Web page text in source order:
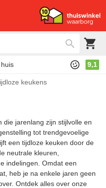
9,1
keukens
die jarenlang zijn stijlvolle en
tot trendgevoelige
een tijdloze keuken door de
neutrale kleuren,
indelingen. Omdat een
heb je na enkele jaren geen
Ontdek alles over onze